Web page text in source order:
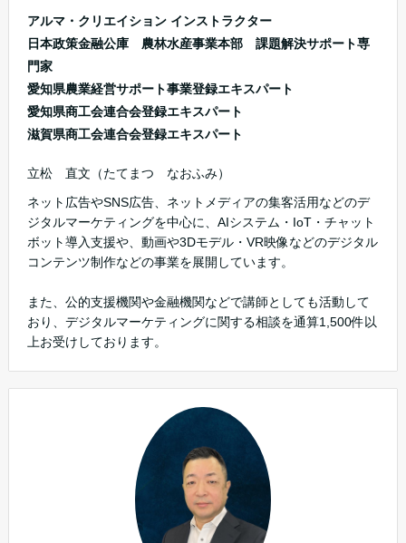
アルマ・クリエイション インストラクター
日本政策金融公庫 農林水産事業本部 課題解決サポート専
門家
愛知県農業経営サポート事業登録エキスパート
愛知県商工会連合会登録エキスパート
滋賀県商工会連合会登録エキスパート
立松 直文（たてまつ なおふみ）
ネット広告やSNS広告、ネットメディアの集客活用などのデ
ジタルマーケティングを中心に、AIシステム・IoT・チャット
ボット導入支援や、動画や3Dモデル・VR映像などのデジタル
コンテンツ制作などの事業を展開しています。
また、公的支援機関や金融機関などで講師としても活動して
おり、デジタルマーケティングに関する相談を通算1,500件以
上お受けしております。